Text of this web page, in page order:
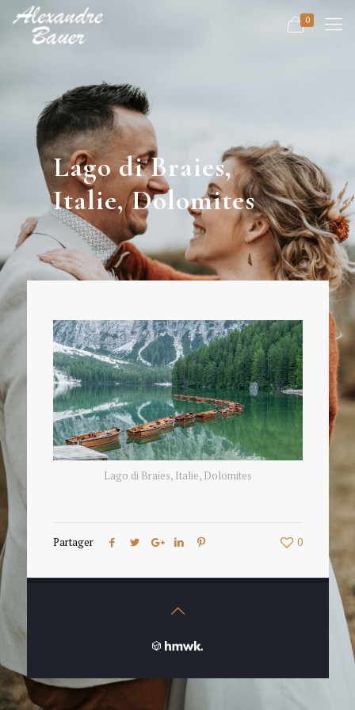
0
Lago di Braies,
Italie, Dolomites
Lago di Braies, Italie, Dolomites
Partager 0